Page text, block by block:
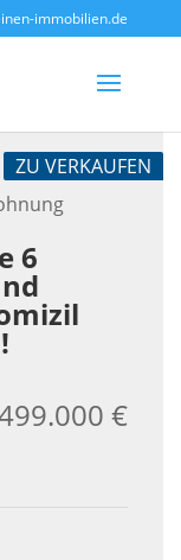
immobilien.de
ZU VERKAUFEN
6
€